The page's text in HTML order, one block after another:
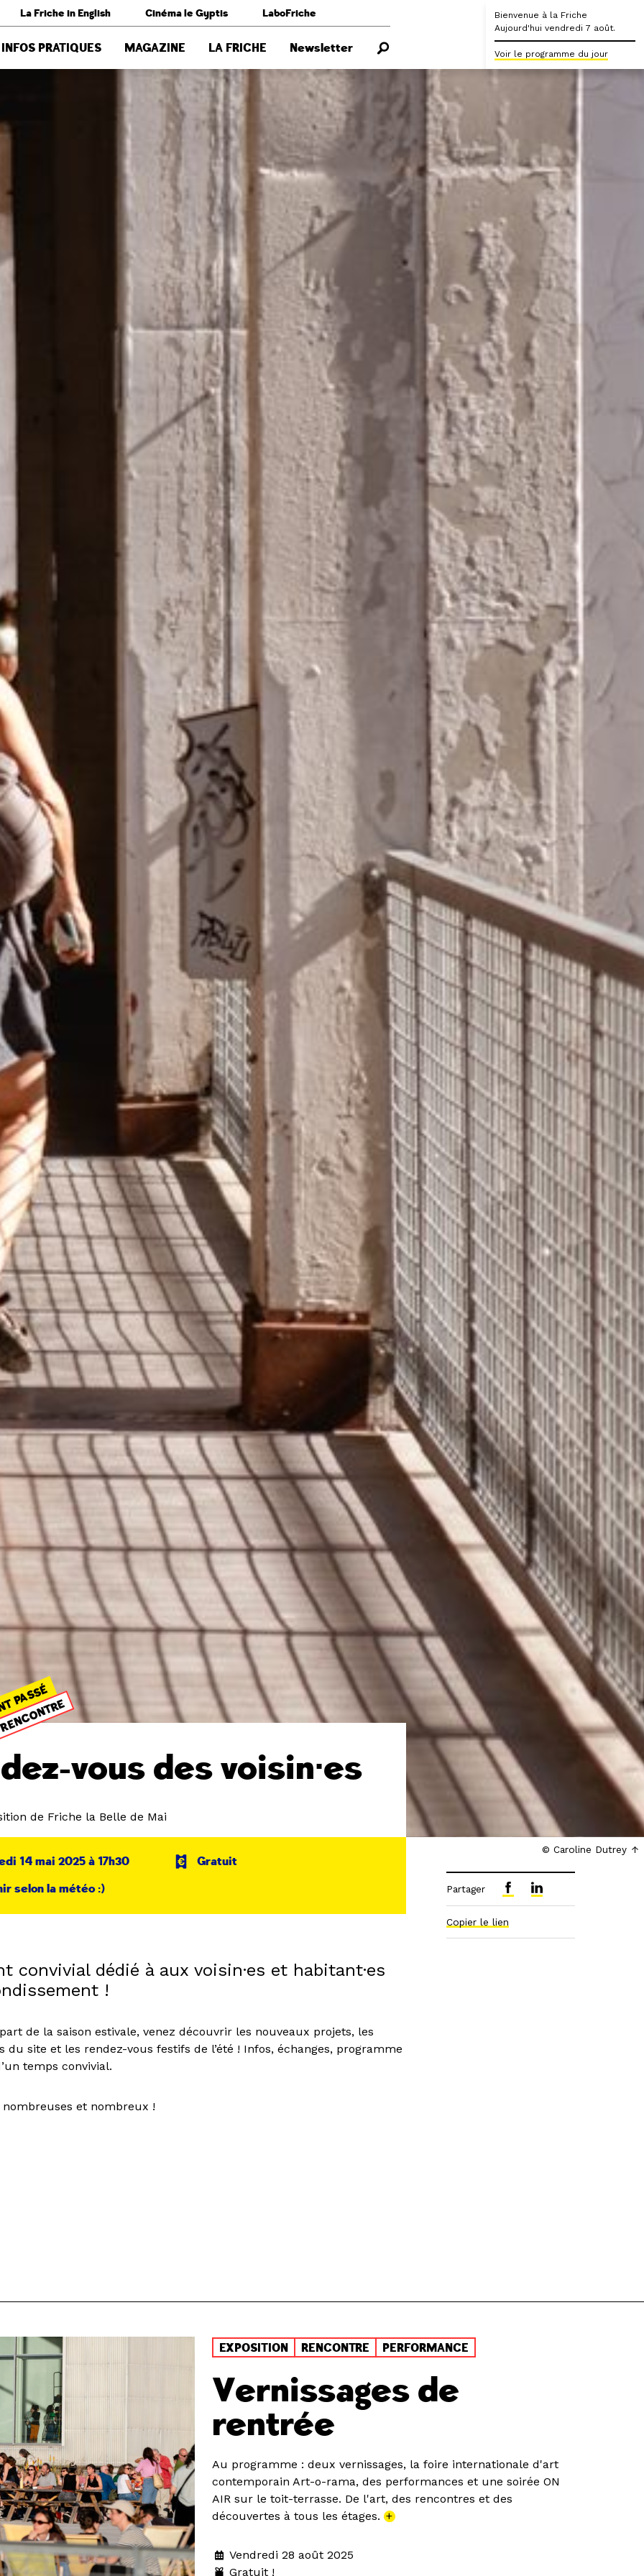
La Friche in English Cinéma le Gyptis LaboFriche
INFOS PRATIQUES MAGAZINE LA FRICHE Newsletter
Bienvenue à la Friche
Aujourd'hui vendredi 7 août.
Voir le programme du jour
© Caroline Dutrey
PASSÉ
vous des voisin·es
de Friche la Belle de Mai
14 mai 2025 à 17h30
Gratuit
selon la météo :)
convivial dédié à aux voisin·es et habitant·es
!
de la saison estivale, venez découvrir les nouveaux projets, les
du site et les rendez-vous festifs de l’été ! Infos, échanges, programme
temps convivial.
nombreuses et nombreux !
Partager
Copier le lien
EXPOSITION RENCONTRE PERFORMANCE
Vernissages de
rentrée
Au programme : deux vernissages, la foire internationale d'art
contemporain Art-o-rama, des performances et une soirée ON
AIR sur le toit-terrasse. De l'art, des rencontres et des
découvertes à tous les étages. +
Vendredi 28 août 2025
Gratuit !